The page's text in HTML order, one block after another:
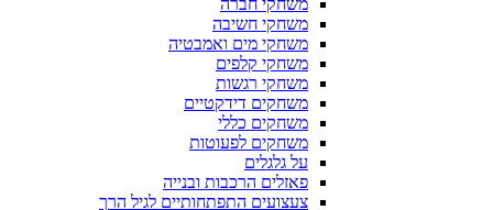
משחקי חברה
משחקי חשיבה
משחקי מים ואמבטיה
משחקי קלפים
משחקי רגשות
משחקים דידקטיים
משחקים כללי
משחקים לפעוטות
על גלגלים
פאזלים הרכבות ובנייה
צעצועים התפתחותיים לגיל הרך